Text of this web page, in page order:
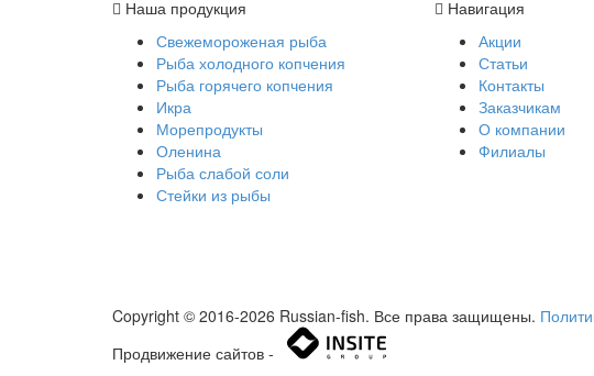
Наша продукция
Свежемороженая рыба
Рыба холодного копчения
Рыба горячего копчения
Икра
Морепродукты
Оленина
Рыба слабой соли
Стейки из рыбы
Навигация
Акции
Статьи
Контакты
Заказчикам
О компании
Филиалы
Copyright © 2016-2026 Russian-fish. Все права защищены.
Продвижение сайтов -